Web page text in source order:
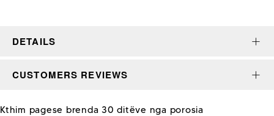
DETAILS
CUSTOMERS REVIEWS
Kthim pagese brenda 30 ditëve nga porosia